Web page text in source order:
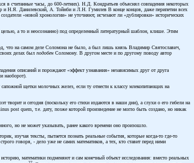
в считанные часы, до 600-летних). Н.Д. Кондратьев объяснял совпадения некоторых
и Н.Я. Данилевский, А. Тойнби и Л.Н. Гумилев В конце концов, даже перипетии всех
«новой хронологии» не уточняют, исчезают ли «дублировки» исторических
целью, а то и неосознанно) под определенный литературный шаблон, клише. Этим
что на самом деле Соломона не было, а был лишь князь Владимир Святославич,
делах был подобен Соломону. В другом месте и по другому поводу автор
описаний и порождают «эффект узнавания» независимых друг от друга
наоборот).
щетки молочных желез, если ту отнести к классу млекопитающих на
творит и сегодня (поскольку его стихи издаются в наши дни), а слухи о его гибели на
post quem, т.е. дату, позже которой произведение не могло быть создано, но никак
но не может указывать, ранее какого времени оно произошло.
изучая тексты, пытается познать реальные события, которые когда-то где-то
говоря, - дело уже не самих математиков, а тех, кто ставит перед ними
математики подменяют и сам конечный объект исследования: вместо реальных